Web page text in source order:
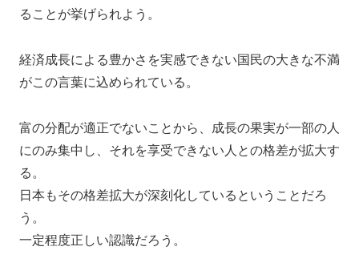
ることが挙げられよう。
経済成長による豊かさを実感できない国民の大きな不満
がこの言葉に込められている。
富の分配が適正でないことから、成長の果実が一部の人
にのみ集中し、それを享受できない人との格差が拡大す
る。
日本もその格差拡大が深刻化しているということだろ
う。
一定程度正しい認識だろう。